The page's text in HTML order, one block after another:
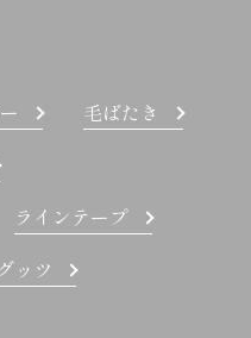
毛ばたき
ラインテープ
ッツ